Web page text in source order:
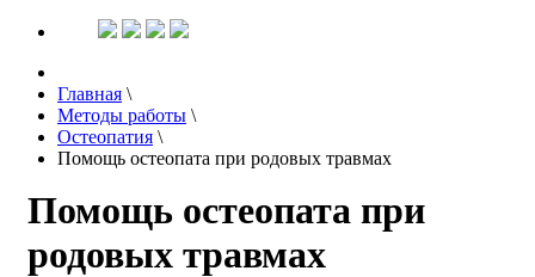
Главная \
Методы работы \
Остеопатия \
Помощь остеопата при родовых травмах
Помощь остеопата при
родовых травмах